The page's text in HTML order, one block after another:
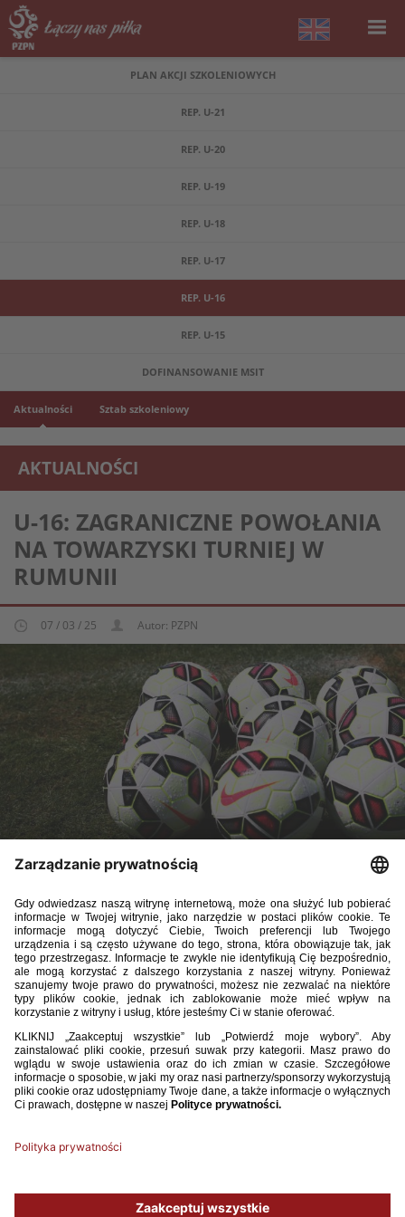
PLAN AKCJI SZKOLENIOWYCH
REP. U-21
REP. U-20
REP. U-19
REP. U-18
REP. U-17
REP. U-16
REP. U-15
DOFINANSOWANIE MSIT
Aktualności Sztab szkoleniowy
AKTUALNOŚCI
REPREZENTACJA MŁODZIEŻOWA U-16
U-16: ZAGRANICZNE POWOŁANIA
NA TOWARZYSKI TURNIEJ W
RUMUNII
07 / 03 / 25 Autor: PZPN
Trener reprezentacji Polski do lat 16 Piotr Kobierecki ogłosił
listę zawodników z klubów zagranicznych powołanych na
marcowy, towarzyski turniej w Rumunii. Polacy zagrają
z Ukrainą (20 marca, 15:00), Czarnogórą (22 marca, 15:00)
oraz Rumunią (24 marca, 12:00). Wszystkie spotkania
zostaną rozegrane w Buftei.
Lista powołanych zawodników: